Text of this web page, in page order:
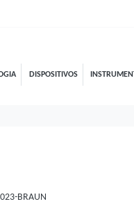
DISPOSITIVOS
BRAUN